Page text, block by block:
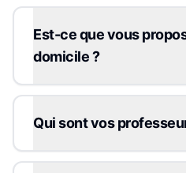
Est-ce que vous
domicile ?
Qui sont vos